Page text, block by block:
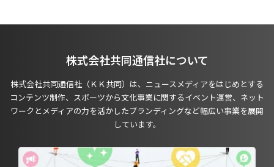
株式会社共同通信社について
株式会社共同通信社（ＫＫ共同）は、ニュースメディアをはじめとする
コンテンツ制作、スポーツから文化事業に関するイベント運営、ネット
ワークとメディアの力を活かしたブランディングなど幅広い事業を展開
しています。